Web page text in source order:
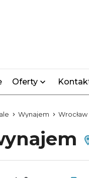
Oferty
Wynajem Wrocław